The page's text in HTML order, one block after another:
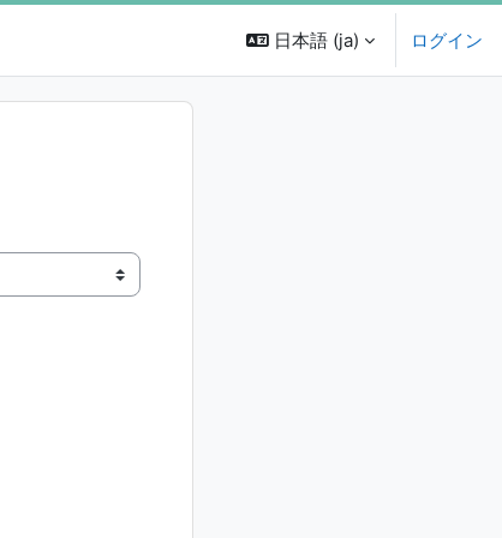
日本語 ‎(ja)‎ ログイン